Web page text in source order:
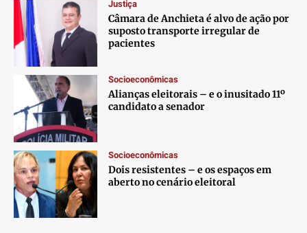
Justiça
Câmara de Anchieta é alvo de ação por
suposto transporte irregular de
pacientes
Socioeconômicas
Alianças eleitorais – e o inusitado 11º
candidato a senador
Socioeconômicas
Dois resistentes – e os espaços em
aberto no cenário eleitoral